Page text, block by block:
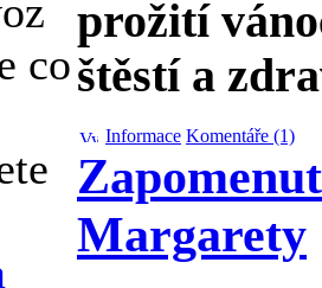
co
prožití
štěstí a
Informace Komentáře (1)
Margarety